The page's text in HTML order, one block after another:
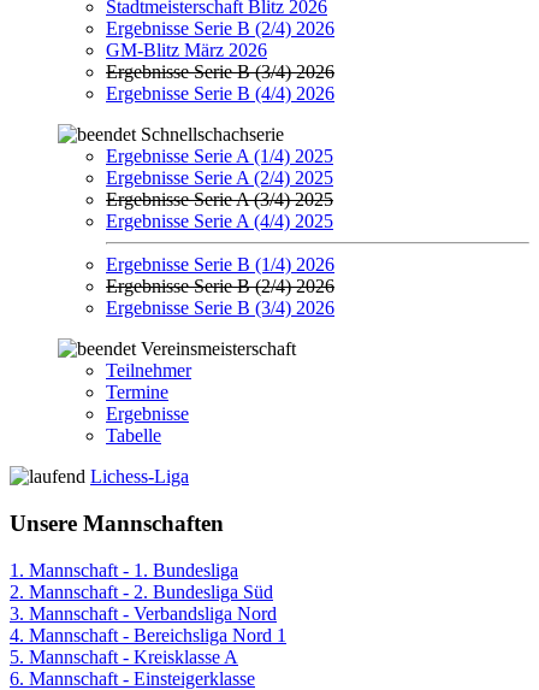
Stadtmeisterschaft Blitz 2026
Ergebnisse Serie B (2/4) 2026
GM-Blitz März 2026
Ergebnisse Serie B (3/4) 2026
Ergebnisse Serie B (4/4) 2026
Schnellschachserie
Ergebnisse Serie A (1/4) 2025
Ergebnisse Serie A (2/4) 2025
Ergebnisse Serie A (3/4) 2025
Ergebnisse Serie A (4/4) 2025
Ergebnisse Serie B (1/4) 2026
Ergebnisse Serie B (2/4) 2026
Ergebnisse Serie B (3/4) 2026
Vereinsmeisterschaft
Teilnehmer
Termine
Ergebnisse
Tabelle
Lichess-Liga
Unsere Mannschaften
1. Mannschaft - 1. Bundesliga
2. Mannschaft - 2. Bundesliga Süd
3. Mannschaft - Verbandsliga Nord
4. Mannschaft - Bereichsliga Nord 1
5. Mannschaft - Kreisklasse A
6. Mannschaft - Einsteigerklasse